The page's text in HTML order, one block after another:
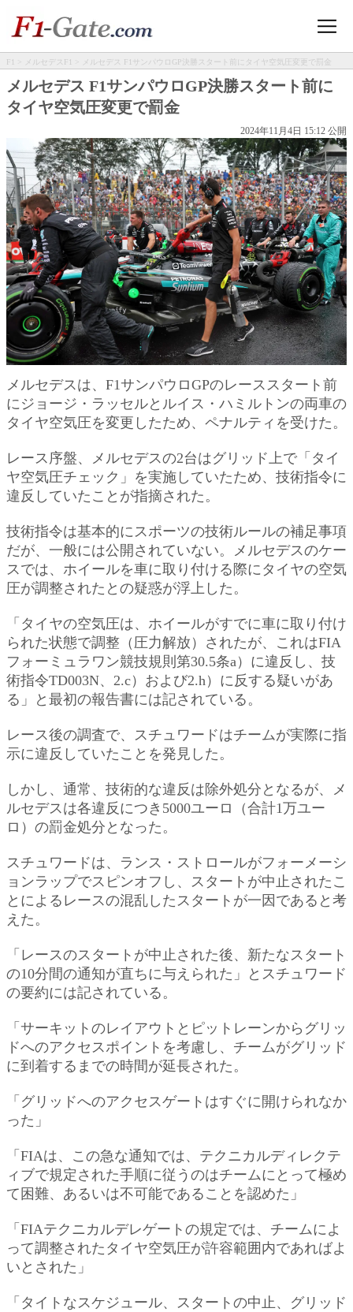
F1 > メルセデスF1 > メルセデス F1サンパウロGP決勝スタート前にタイヤ空気圧変更で罰金
メルセデス F1サンパウロGP決勝スタート前に
タイヤ空気圧変更で罰金
2024年11月4日 15:12 公開
メルセデスは、F1サンパウロGPのレーススタート前
にジョージ・ラッセルとルイス・ハミルトンの両車の
タイヤ空気圧を変更したため、ペナルティを受けた。
レース序盤、メルセデスの2台はグリッド上で「タイ
ヤ空気圧チェック」を実施していたため、技術指令に
違反していたことが指摘された。
技術指令は基本的にスポーツの技術ルールの補足事項
だが、一般には公開されていない。メルセデスのケー
スでは、ホイールを車に取り付ける際にタイヤの空気
圧が調整されたとの疑惑が浮上した。
「タイヤの空気圧は、ホイールがすでに車に取り付け
られた状態で調整（圧力解放）されたが、これはFIA
フォーミュラワン競技規則第30.5条a）に違反し、技
術指令TD003N、2.c）および2.h）に反する疑いがあ
る」と最初の報告書には記されている。
レース後の調査で、スチュワードはチームが実際に指
示に違反していたことを発見した。
しかし、通常、技術的な違反は除外処分となるが、メ
ルセデスは各違反につき5000ユーロ（合計1万ユー
ロ）の罰金処分となった。
スチュワードは、ランス・ストロールがフォーメーシ
ョンラップでスピンオフし、スタートが中止されたこ
とによるレースの混乱したスタートが一因であると考
えた。
「レースのスタートが中止された後、新たなスタート
の10分間の通知が直ちに与えられた」とスチュワード
の要約には記されている。
「サーキットのレイアウトとピットレーンからグリッ
ドへのアクセスポイントを考慮し、チームがグリッド
に到着するまでの時間が延長された。
「グリッドへのアクセスゲートはすぐに開けられなか
った」
「FIAは、この急な通知では、テクニカルディレクテ
ィブで規定された手順に従うのはチームにとって極め
て困難、あるいは不可能であることを認めた」
「FIAテクニカルデレゲートの規定では、チームによ
って調整されたタイヤ空気圧が許容範囲内であればよ
いとされた」
「タイトなスケジュール、スタートの中止、グリッド